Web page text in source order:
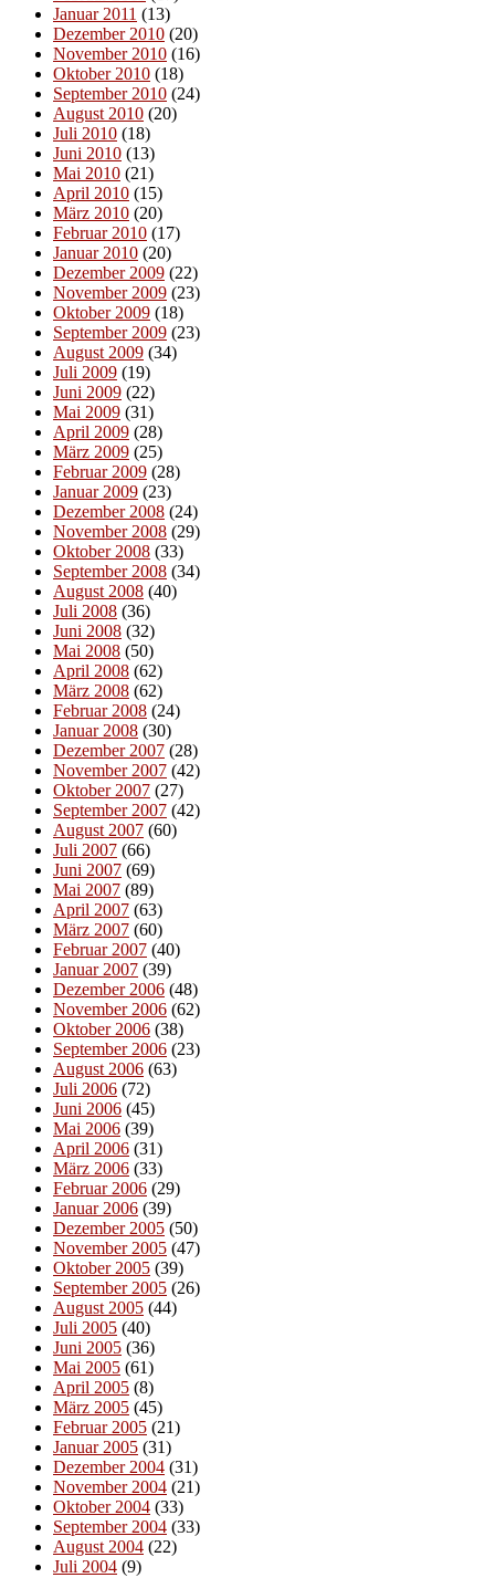
Januar 2011 (13)
Dezember 2010 (20)
November 2010 (16)
Oktober 2010 (18)
September 2010 (24)
August 2010 (20)
Juli 2010 (18)
Juni 2010 (13)
Mai 2010 (21)
April 2010 (15)
März 2010 (20)
Februar 2010 (17)
Januar 2010 (20)
Dezember 2009 (22)
November 2009 (23)
Oktober 2009 (18)
September 2009 (23)
August 2009 (34)
Juli 2009 (19)
Juni 2009 (22)
Mai 2009 (31)
April 2009 (28)
März 2009 (25)
Februar 2009 (28)
Januar 2009 (23)
Dezember 2008 (24)
November 2008 (29)
Oktober 2008 (33)
September 2008 (34)
August 2008 (40)
Juli 2008 (36)
Juni 2008 (32)
Mai 2008 (50)
April 2008 (62)
März 2008 (62)
Februar 2008 (24)
Januar 2008 (30)
Dezember 2007 (28)
November 2007 (42)
Oktober 2007 (27)
September 2007 (42)
August 2007 (60)
Juli 2007 (66)
Juni 2007 (69)
Mai 2007 (89)
April 2007 (63)
März 2007 (60)
Februar 2007 (40)
Januar 2007 (39)
Dezember 2006 (48)
November 2006 (62)
Oktober 2006 (38)
September 2006 (23)
August 2006 (63)
Juli 2006 (72)
Juni 2006 (45)
Mai 2006 (39)
April 2006 (31)
März 2006 (33)
Februar 2006 (29)
Januar 2006 (39)
Dezember 2005 (50)
November 2005 (47)
Oktober 2005 (39)
September 2005 (26)
August 2005 (44)
Juli 2005 (40)
Juni 2005 (36)
Mai 2005 (61)
April 2005 (8)
März 2005 (45)
Februar 2005 (21)
Januar 2005 (31)
Dezember 2004 (31)
November 2004 (21)
Oktober 2004 (33)
September 2004 (33)
August 2004 (22)
Juli 2004 (9)